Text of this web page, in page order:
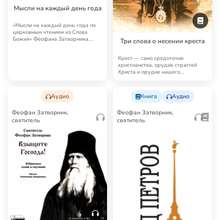
Мысли на каждый день года
«Мысли на каждый день года по
церковным чтениям из Слова
Божия» Феофана Затворника.
Три слова о несении креста
Крест — само средоточие
христианства, орудие страстей
Христа и орудие нашего
Аудио
Феофан Затворник,
святитель
Книга Аудио
Феофан Затворник,
святитель